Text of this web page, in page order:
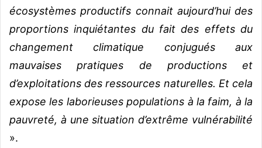
écosystèmes productifs connait aujourd’hui des
proportions inquiétantes du fait des effets du
changement climatique conjugués aux
mauvaises pratiques de productions et
d’exploitations des ressources naturelles. Et cela
expose les laborieuses populations à la faim, à la
pauvreté, à une situation d’extrême vulnérabilité
».